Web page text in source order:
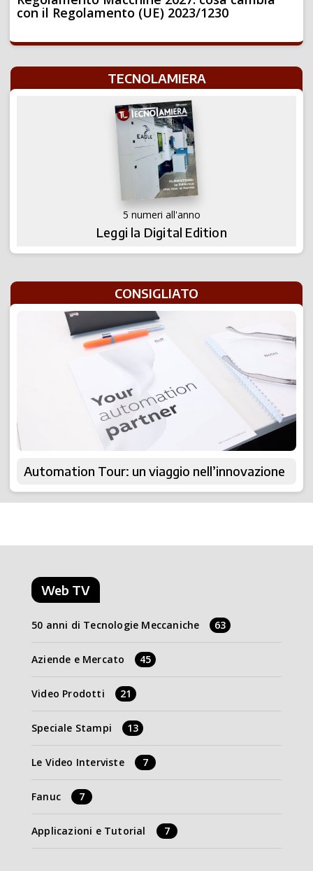
con il Regolamento (UE) 2023/1230
TECNOLAMIERA
5 numeri all'anno
Leggi la Digital Edition
CONSIGLIATO
Automation Tour: un viaggio nell’innovazione
Web TV
50 anni di Tecnologie Meccaniche 63
Aziende e Mercato 45
Video Prodotti 21
Speciale Stampi 13
Le Video Interviste 7
Fanuc 7
Applicazioni e Tutorial 7